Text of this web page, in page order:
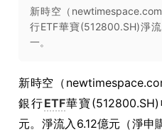
新時空（
行ETF華寶(512800.SH)淨
一。
新時空（
銀行ETF華寶
元。淨流入6.12億元（淨